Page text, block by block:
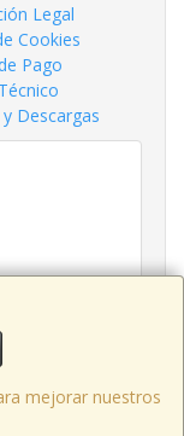
mejorar nuestros
Legal
Cookies
Pago
Descargas